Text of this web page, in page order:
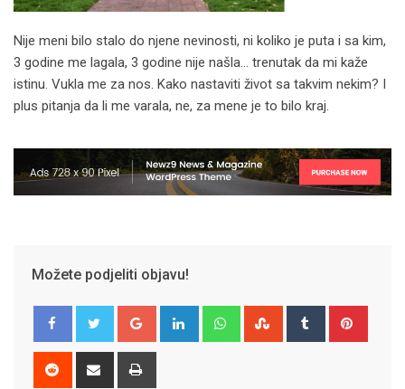
Nije meni bilo stalo do njene nevinosti, ni koliko je puta i sa kim,
3 godine me lagala, 3 godine nije našla… trenutak da mi kaže
istinu. Vukla me za nos. Kako nastaviti život sa takvim nekim? I
plus pitanja da li me varala, ne, za mene je to bilo kraj.
Možete podjeliti objavu!
Google+ LinkedIn WhatsappStumbleUpon
Tumblr
Reddit
Share